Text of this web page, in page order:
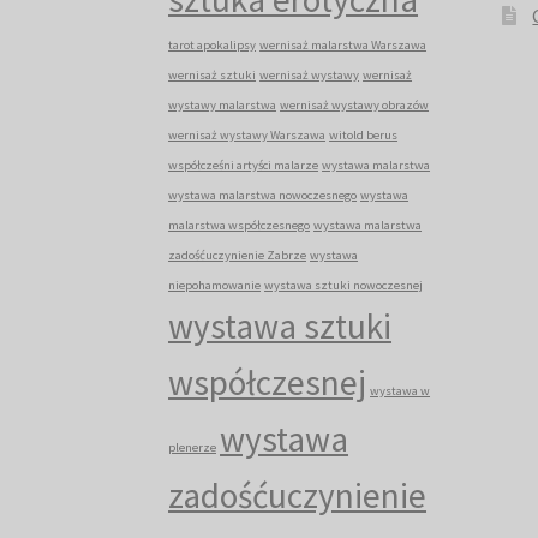
tarot apokalipsy wernisaż malarstwa Warszawa
wernisaż sztuki wernisaż wystawy wernisaż
wystawy malarstwa wernisaż wystawy obrazów
wernisaż wystawy Warszawa witold berus
współcześni artyści malarze wystawa malarstwa
wystawa malarstwa nowoczesnego wystawa
malarstwa współczesnego wystawa malarstwa
zadośćuczynienie Zabrze wystawa
niepohamowanie wystawa sztuki nowoczesnej
wystawa sztuki
współczesnej wystawa w
plenerze wystawa
zadośćuczynienie